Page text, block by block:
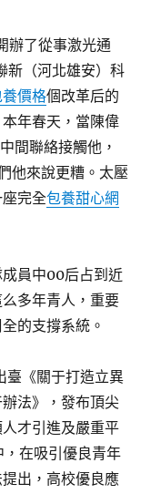
辦了從事激光通
（河北雄安）科
養價格個改革后的
年春天，當陳偉
間聯絡接觸他，
他來說更糟。太壓
完全包養甜心網
員中00后占到近
多年青人，重要
的支撐系統。
臺《關于打造立異
法》，發布頂尖
才引進及嚴重平
在吸引優良青年
出，高校優良應